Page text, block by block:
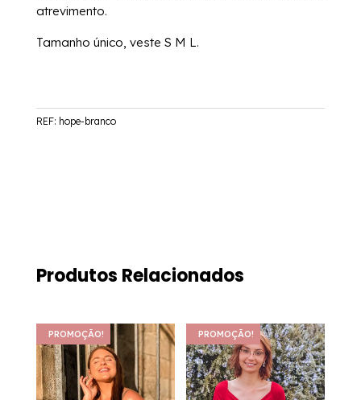
atrevimento.
Tamanho único, veste S M L.
REF: hope-branco
Produtos Relacionados
PROMOÇÃO! PROMOÇÃO!